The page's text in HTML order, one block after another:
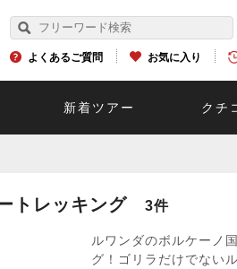
よくあるご質問 お気に入り
新着ツアー クチ
トレッキング 3件
ルワンダのボルケーノ
グ！ゴリラだけでない